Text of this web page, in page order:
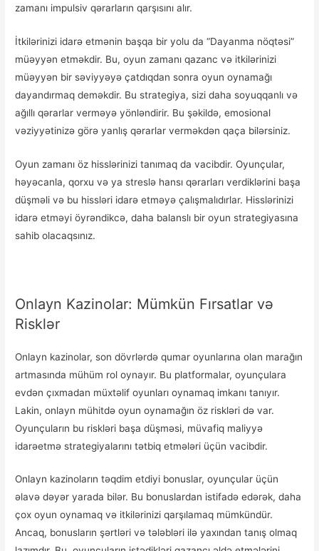
zamanı impulsiv qərarların qarşısını alır.
İtkilərinizi idarə etmənin başqa bir yolu da “Dayanma nöqtəsi”
müəyyən etməkdir. Bu, oyun zamanı qazanc və itkilərinizi
müəyyən bir səviyyəyə çatdıqdan sonra oyun oynamağı
dayandırmaq deməkdir. Bu strategiya, sizi daha soyuqqanlı və
ağıllı qərarlar verməyə yönləndirir. Bu şəkildə, emosional
vəziyyətinizə görə yanlış qərarlar verməkdən qaça bilərsiniz.
Oyun zamanı öz hisslərinizi tanımaq da vacibdir. Oyunçular,
həyəcanla, qorxu və ya streslə hansı qərarları verdiklərini başa
düşməli və bu hissləri idarə etməyə çalışmalıdırlar. Hisslərinizi
idarə etməyi öyrəndikcə, daha balanslı bir oyun strategiyasına
sahib olacaqsınız.
Onlayn Kazinolar: Mümkün Fırsatlar və
Risklər
Onlayn kazinolar, son dövrlərdə qumar oyunlarına olan marağın
artmasında mühüm rol oynayır. Bu platformalar, oyunçulara
evdən çıxmadan müxtəlif oyunları oynamaq imkanı tanıyır.
Lakin, onlayn mühitdə oyun oynamağın öz riskləri də var.
Oyunçuların bu riskləri başa düşməsi, müvafiq maliyyə
idarəetmə strategiyalarını tətbiq etmələri üçün vacibdir.
Onlayn kazinoların təqdim etdiyi bonuslar, oyunçular üçün
əlavə dəyər yarada bilər. Bu bonuslardan istifadə edərək, daha
çox oyun oynamaq və itkilərinizi qarşılamaq mümkündür.
Ancaq, bonusların şərtləri və tələbləri ilə yaxından tanış olmaq